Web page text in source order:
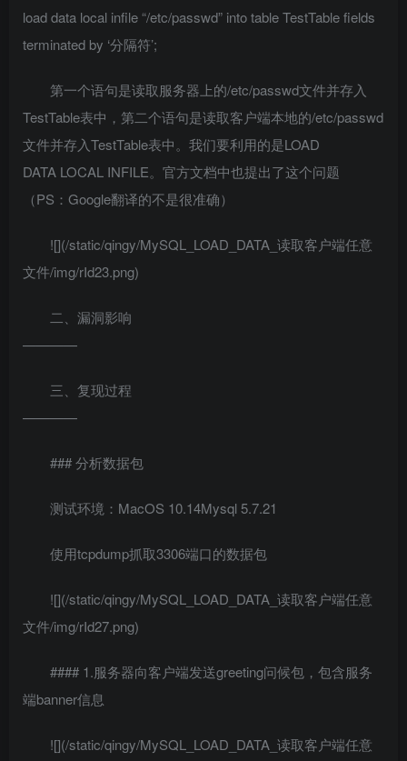
load data local infile “/etc/passwd” into table TestTable fields
terminated by ‘分隔符’;
第一个语句是读取服务器上的/etc/passwd文件并存入
TestTable表中，第二个语句是读取客户端本地的/etc/passwd
文件并存入TestTable表中。我们要利用的是LOAD
DATA LOCAL INFILE。官方文档中也提出了这个问题
（PS：Google翻译的不是很准确）
![](/static/qingy/MySQL_LOAD_DATA_读取客户端任意
文件/img/rId23.png)
二、漏洞影响
————
三、复现过程
————
### 分析数据包
测试环境：MacOS 10.14Mysql 5.7.21
使用tcpdump抓取3306端口的数据包
![](/static/qingy/MySQL_LOAD_DATA_读取客户端任意
文件/img/rId27.png)
#### 1.服务器向客户端发送greeting问候包，包含服务
端banner信息
![](/static/qingy/MySQL_LOAD_DATA_读取客户端任意